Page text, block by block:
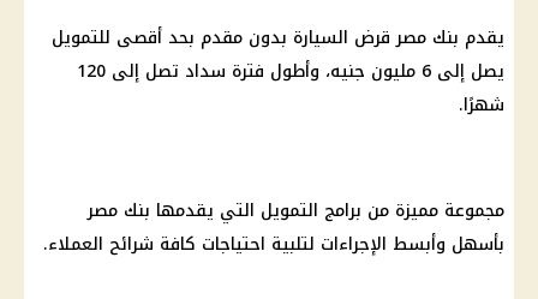
يقدم بنك مصر قرض السيارة بدون مقدم بحد أقصى للتمويل
يصل إلى 6 مليون جنيه، وأطول فترة سداد تصل إلى 120
شهرًا.
مجموعة مميزة من برامج التمويل التي يقدمها بنك مصر
بأسهل وأبسط الإجراءات لتلبية احتياجات كافة شرائح العملاء.